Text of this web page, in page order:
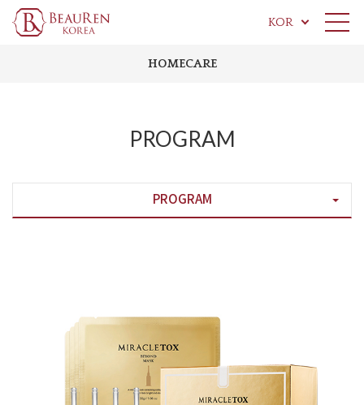
KOR
HOMECARE
PROGRAM
PROGRAM